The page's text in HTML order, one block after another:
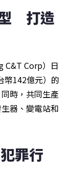
　打造
C&T Corp）日
幣142億元）的
時，共同生產
器、變電站和
罪行